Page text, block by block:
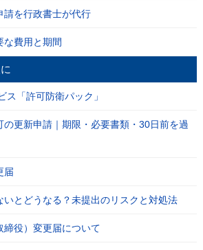
請を行政書士が代行
な費用と期間
ス「許可防衛パック」
の更新申請｜期限・必要書類・30日前を過
届
いとどうなる？未提出のリスクと対処法
役）変更届について